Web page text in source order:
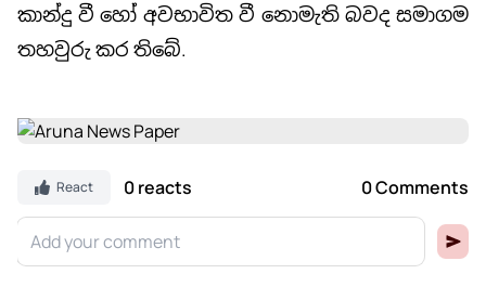
කාන්දු වී හෝ අවභාවිත වී නොමැති බවද සමාගම
තහවුරු කර තිබේ.
React 0 reacts 0 Comments